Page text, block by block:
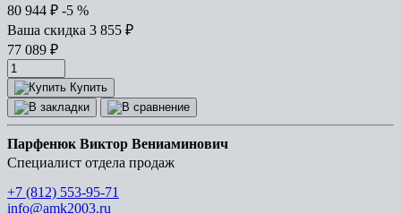
80 944 ₽ -5 %
Ваша cкидка 3 855 ₽
77 089 ₽
Купить
Парфенюк Виктор Вениаминович
Специалист отдела продаж
+7 (812) 553-95-71
info@amk2003.ru